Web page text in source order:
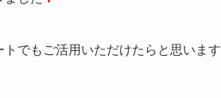
でもご活用いただけたらと思います